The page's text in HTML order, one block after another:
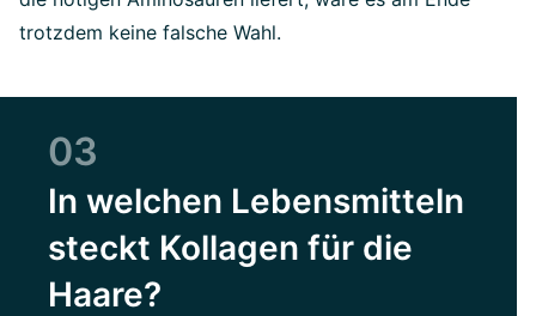
trotzdem keine falsche Wahl.
03
In welchen Lebensmitteln
steckt Kollagen für die
Haare?